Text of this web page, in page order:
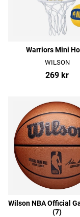
Warriors Mini
WILSON
269 kr
Wilson NBA Official
(7)